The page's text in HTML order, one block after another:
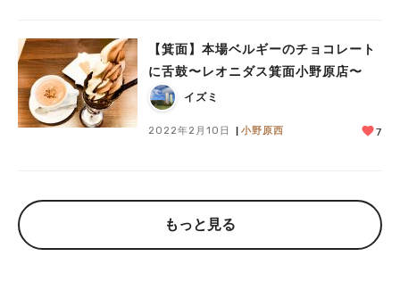
【箕面】本場ベルギーのチョコレート
に舌鼓〜レオニダス箕面小野原店〜
イズミ
2022年2月10日 小野原西 7
もっと見る